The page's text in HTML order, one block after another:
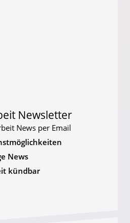
Newsletter
News per Email
News
kündbar